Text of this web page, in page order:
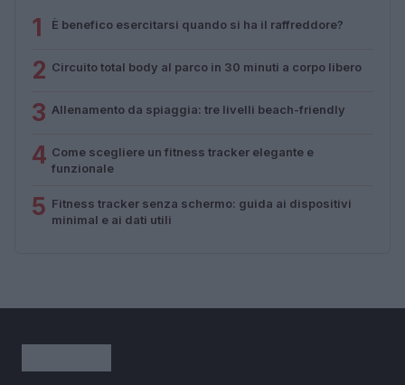
1 È benefico esercitarsi quando si ha il raffreddore?
2 Circuito total body al parco in 30 minuti a corpo libero
3 Allenamento da spiaggia: tre livelli beach-friendly
4 Come scegliere un fitness tracker elegante e
funzionale
5 Fitness tracker senza schermo: guida ai dispositivi
minimal e ai dati utili